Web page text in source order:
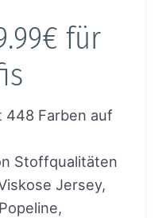
für
448 Farben auf
Stoffqualitäten
Jersey,